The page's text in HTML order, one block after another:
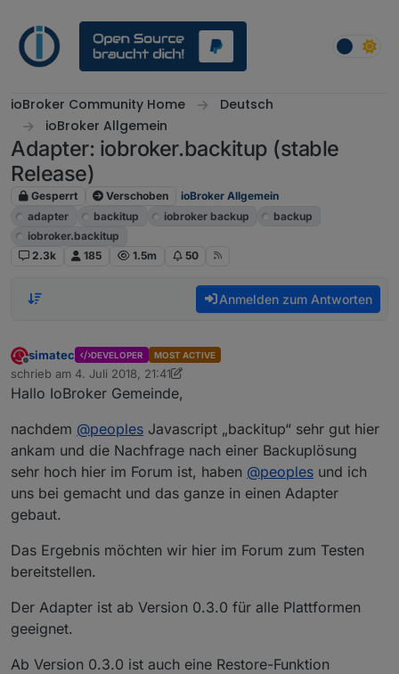
ioBroker Community Home
Deutsch
ioBroker Allgemein
Adapter: iobroker.backitup (stable
Release)
Gesperrt Verschoben
ioBroker Allgemein
adapter
backitup iobroker backup
backup
iobroker.backitup
2.3k
185 1.5m 50
Anmelden zum Antworten
Offline
simatec DEVELOPER MOST ACTIVE
schrieb am 4. Juli 2018, 21:41
zuletzt editiert von simatec12. Feb. 2019, 14:46
Hallo IoBroker Gemeinde,
nachdem @peoples Javascript „backitup“ sehr gut hier
ankam und die Nachfrage nach einer Backuplösung
sehr hoch hier im Forum ist, haben @peoples und ich
uns bei gemacht und das ganze in einen Adapter
gebaut.
Das Ergebnis möchten wir hier im Forum zum Testen
bereitstellen.
Der Adapter ist ab Version 0.3.0 für alle Plattformen
geeignet.
Ab Version 0.3.0 ist auch eine Restore-Funktion